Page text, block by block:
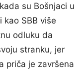
su Bošnjaci u
SBB više
odluku da
stranku, jer
priča je završena